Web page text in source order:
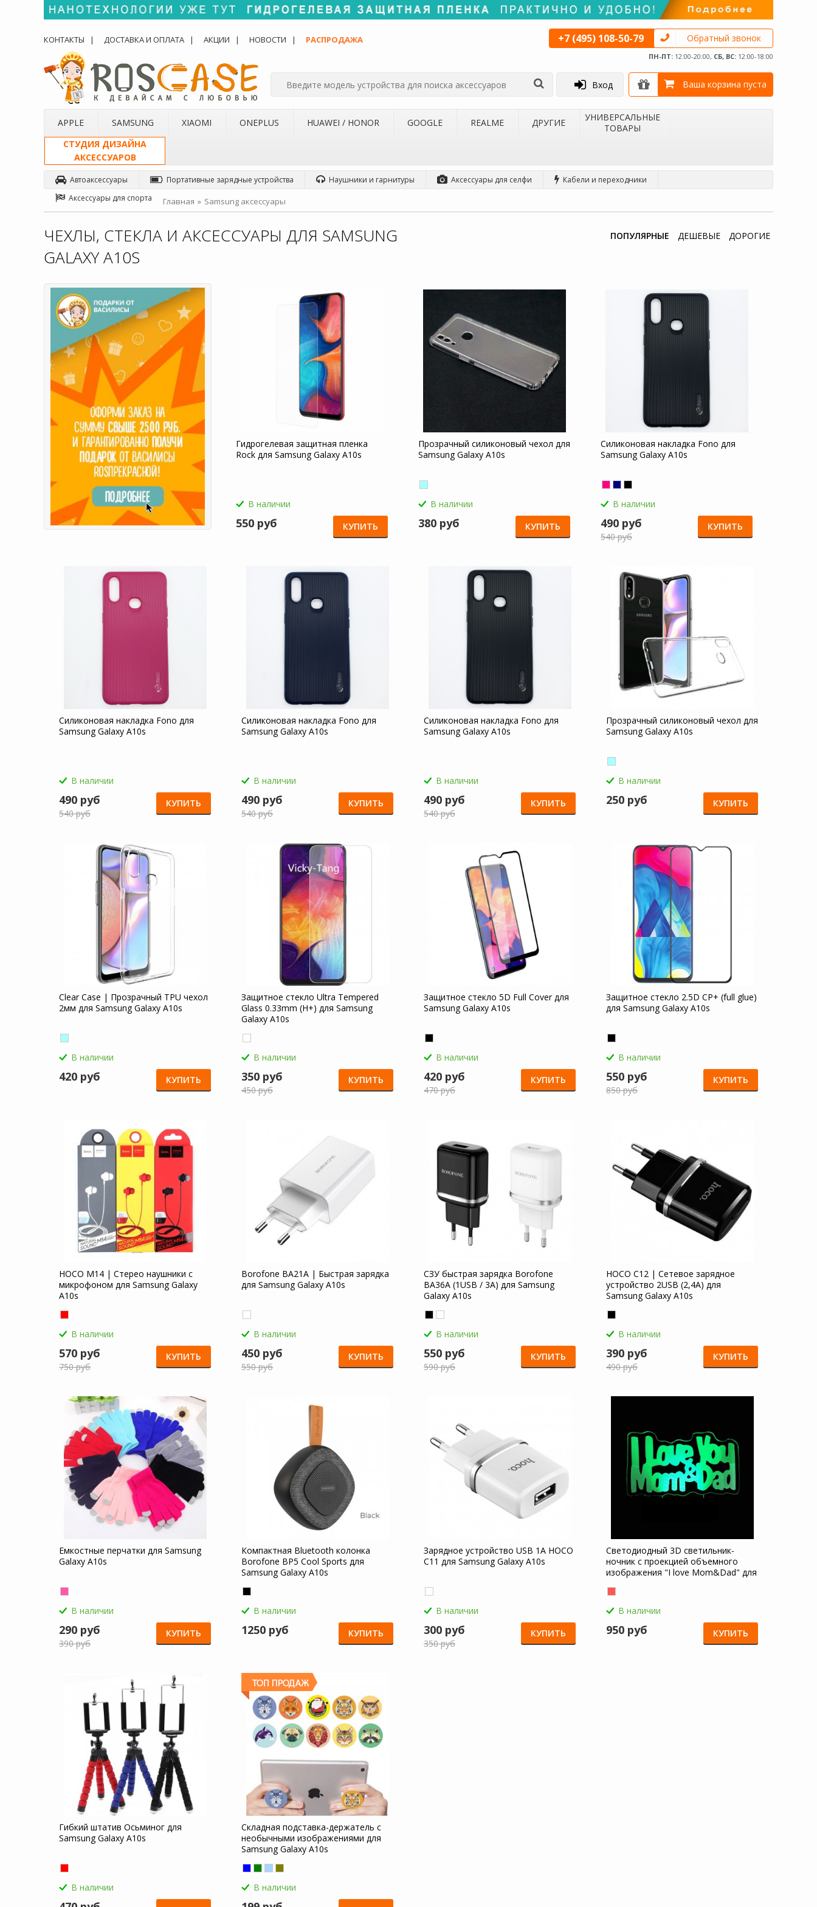
КОНТАКТЫ ДОСТАВКА И ОПЛАТА АКЦИИ НОВОСТИ РАСПРОДАЖА +7 (495) 108-50-79 Обратный звонок
ПН-ПТ: 12:00-20:00, СБ, ВС: 12:00-18:00
Вход Ваша корзина пуста
APPLE SAMSUNG XIAOMI ONEPLUS HUAWEI / HONOR GOOGLE REALME ДРУГИЕ
УНИВЕРСАЛЬНЫЕ
ТОВАРЫ
СТУДИЯ ДИЗАЙНА
АКСЕССУАРОВ
Автоаксессуары Портативные зарядные устройства Наушники и гарнитуры Аксессуары для селфи
Кабели и переходники
Аксессуары для спорта
Главная Samsung аксессуары
ЧЕХЛЫ, СТЕКЛА И АКСЕССУАРЫ ДЛЯ SAMSUNG
GALAXY A10S
ПОПУЛЯРНЫЕ ДЕШЕВЫЕ ДОРОГИЕ
Гидрогелевая защитная пленка
Rock для Samsung Galaxy A10s
В наличии
550 руб КУПИТЬ
Прозрачный силиконовый чехол для
Samsung Galaxy A10s
В наличии
380 руб КУПИТЬ
Силиконовая накладка Fono для
Samsung Galaxy A10s
В наличии
490 руб
540 руб
КУПИТЬ
Силиконовая накладка Fono для
Samsung Galaxy A10s
В наличии
490 руб
540 руб
КУПИТЬ
Силиконовая накладка Fono для
Samsung Galaxy A10s
В наличии
490 руб
540 руб
КУПИТЬ
Силиконовая накладка Fono для
Samsung Galaxy A10s
В наличии
490 руб
540 руб
КУПИТЬ
Прозрачный силиконовый чехол для
Samsung Galaxy A10s
В наличии
250 руб КУПИТЬ
Clear Case | Прозрачный TPU чехол
2мм для Samsung Galaxy A10s
В наличии
420 руб КУПИТЬ
Защитное стекло Ultra Tempered
Glass 0.33mm (H+) для Samsung
Galaxy A10s
В наличии
350 руб
450 руб
КУПИТЬ
Защитное стекло 5D Full Cover для
Samsung Galaxy A10s
В наличии
420 руб
470 руб
КУПИТЬ
Защитное стекло 2.5D CP+ (full glue)
для Samsung Galaxy A10s
В наличии
550 руб
850 руб
КУПИТЬ
HOCO M14 | Стерео наушники с
микрофоном для Samsung Galaxy
A10s
В наличии
570 руб
750 руб
КУПИТЬ
Borofone BA21A | Быстрая зарядка
для Samsung Galaxy A10s
В наличии
450 руб
550 руб
КУПИТЬ
СЗУ быстрая зарядка Borofone
BA36A (1USB / 3A) для Samsung
Galaxy A10s
В наличии
550 руб
590 руб
КУПИТЬ
HOCO C12 | Сетевое зарядное
устройство 2USB (2,4А) для
Samsung Galaxy A10s
В наличии
390 руб
490 руб
КУПИТЬ
Емкостные перчатки для Samsung
Galaxy A10s
В наличии
290 руб
390 руб
КУПИТЬ
Компактная Bluetooth колонка
Borofone BP5 Cool Sports для
Samsung Galaxy A10s
В наличии
1250 руб КУПИТЬ
Зарядное устройство USB 1A HOCO
C11 для Samsung Galaxy A10s
В наличии
300 руб
350 руб
КУПИТЬ
Светодиодный 3D светильник-
ночник с проекцией объемного
изображения "I love Mom&Dad" для
В наличии
950 руб КУПИТЬ
Гибкий штатив Осьминог для
Samsung Galaxy A10s
В наличии
Складная подставка-держатель с
необычными изображениями для
Samsung Galaxy A10s
В наличии